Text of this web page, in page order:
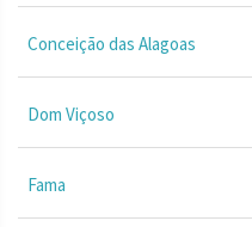
Conceição das Alagoas
Dom Viçoso
Fama